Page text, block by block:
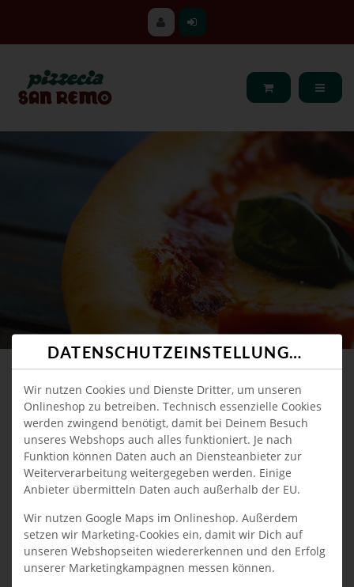
DATENSCHUTZEINSTELLUNGEN
Wir nutzen Cookies und Dienste Dritter, um unseren
Onlineshop zu betreiben. Technisch essenzielle Cookies
werden zwingend benötigt, damit bei Deinem Besuch
unseres Webshops auch alles funktioniert. Je nach
Funktion können Daten auch an Diensteanbieter zur
Weiterverarbeitung weitergegeben werden. Einige
Anbieter übermitteln Daten auch außerhalb der EU.
Wir nutzen Google Maps im Onlineshop. Außerdem
setzen wir Marketing-Cookies ein, damit wir Dich auf
unseren Webshopseiten wiedererkennen und den Erfolg
unserer Marketingkampagnen messen können.
PIZZA CON PESCE
ALLE PIZZEN WERDEN MIT
TOMATENSAUCE UND
MOZZARELLA ZUBEREITET.
PIZZA NAPOLI
mit Sardellen & Kapern